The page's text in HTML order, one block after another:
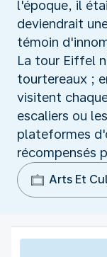
l'époque, il
deviendrait
témoin
La tour Eiffel
tourtereaux ;
visitent
escaliers ou
plateformes
récompensés
Arts Et